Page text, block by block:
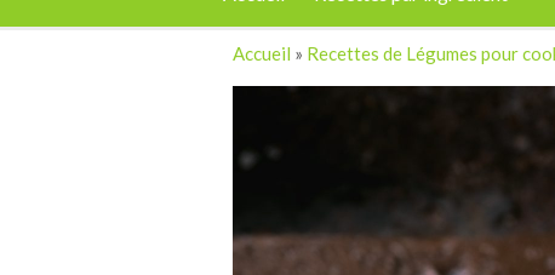
Accueil » Recettes de Légumes pour